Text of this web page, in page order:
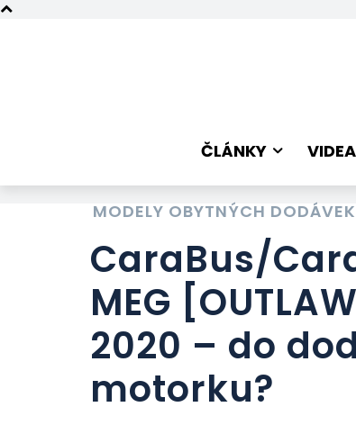
ČLÁNKY VIDEA
MODELY OBYTNÝCH DODÁVEK
CaraBus/
MEG
2020 – do
motorku?